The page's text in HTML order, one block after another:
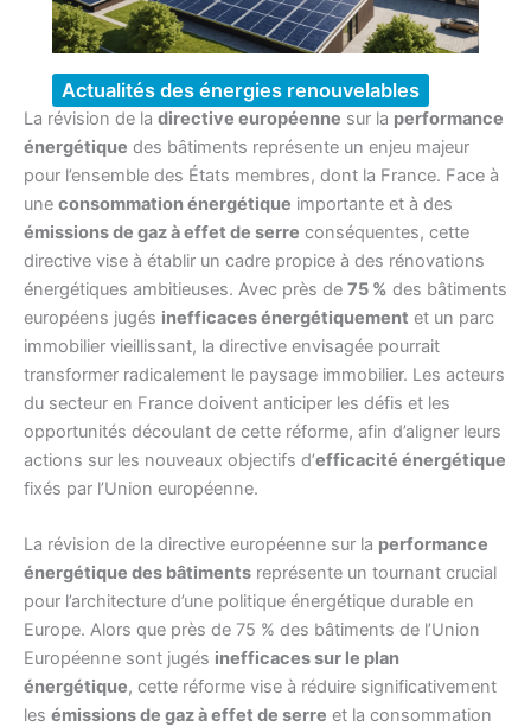
Actualités des énergies renouvelables
La révision de la directive européenne sur la performance
énergétique des bâtiments représente un enjeu majeur
pour l’ensemble des États membres, dont la France. Face à
une consommation énergétique importante et à des
émissions de gaz à effet de serre conséquentes, cette
directive vise à établir un cadre propice à des rénovations
énergétiques ambitieuses. Avec près de 75 % des bâtiments
européens jugés inefficaces énergétiquement et un parc
immobilier vieillissant, la directive envisagée pourrait
transformer radicalement le paysage immobilier. Les acteurs
du secteur en France doivent anticiper les défis et les
opportunités découlant de cette réforme, afin d’aligner leurs
actions sur les nouveaux objectifs d’efficacité énergétique
fixés par l’Union européenne.
La révision de la directive européenne sur la performance
énergétique des bâtiments représente un tournant crucial
pour l’architecture d’une politique énergétique durable en
Europe. Alors que près de 75 % des bâtiments de l’Union
Européenne sont jugés inefficaces sur le plan
énergétique, cette réforme vise à réduire significativement
les émissions de gaz à effet de serre et la consommation